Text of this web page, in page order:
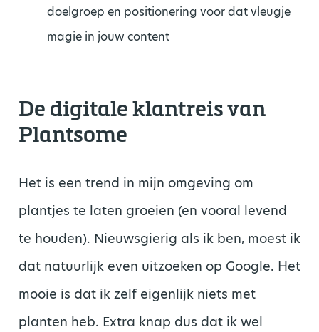
doelgroep en positionering voor dat vleugje
magie in jouw content
De digitale klantreis van
Plantsome
Het is een trend in mijn omgeving om
plantjes te laten groeien (en vooral levend
te houden). Nieuwsgierig als ik ben, moest ik
dat natuurlijk even uitzoeken op Google. Het
mooie is dat ik zelf eigenlijk niets met
planten heb. Extra knap dus dat ik wel